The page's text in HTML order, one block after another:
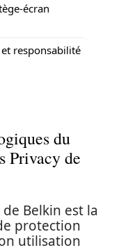
écran
responsabilité
du
Privacy de
Belkin est la
protection
utilisation